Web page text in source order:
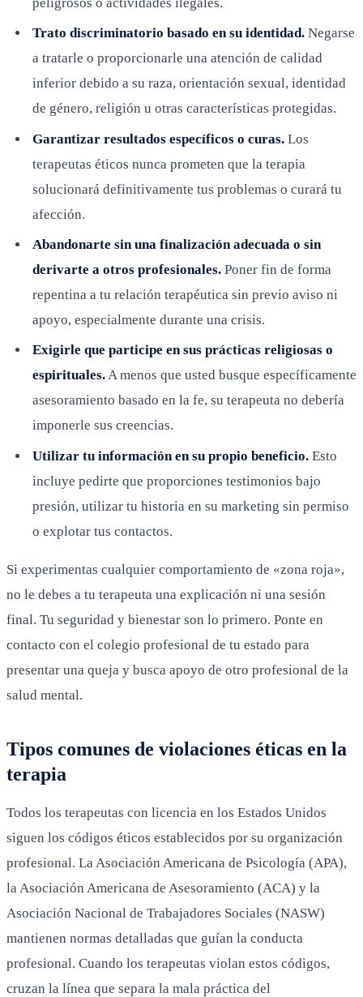
Trato discriminatorio basado en su identidad. Negarse
a tratarle o proporcionarle una atención de calidad
inferior debido a su raza, orientación sexual, identidad
de género, religión u otras características protegidas.
Garantizar resultados específicos o curas. Los
terapeutas éticos nunca prometen que la terapia
solucionará definitivamente tus problemas o curará tu
afección.
Abandonarte sin una finalización adecuada o sin
derivarte a otros profesionales. Poner fin de forma
repentina a tu relación terapéutica sin previo aviso ni
apoyo, especialmente durante una crisis.
Exigirle que participe en sus prácticas religiosas o
espirituales.A menos que usted busque específicamente
asesoramiento basado en la fe, su terapeuta no debería
imponerle sus creencias.
Utilizar tu información en su propio beneficio. Esto
incluye pedirte que proporciones testimonios bajo
presión, utilizar tu historia en su marketing sin permiso
o explotar tus contactos.
Si experimentas cualquier comportamiento de «zona roja»,
no le debes a tu terapeuta una explicación ni una sesión
final. Tu seguridad y bienestar son lo primero. Ponte en
contacto con el colegio profesional de tu estado para
presentar una queja y busca apoyo de otro profesional de la
salud mental.
Tipos comunes de violaciones éticas en la
terapia
Todos los terapeutas con licencia en los Estados Unidos
siguen los códigos éticos establecidos por su organización
profesional. La Asociación Americana de Psicología (APA),
la Asociación Americana de Asesoramiento (ACA) y la
Asociación Nacional de Trabajadores Sociales (NASW)
mantienen normas detalladas que guían la conducta
profesional. Cuando los terapeutas violan estos códigos,
cruzan la línea que separa la mala práctica del